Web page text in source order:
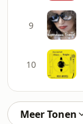
9
10
Meer Tonen